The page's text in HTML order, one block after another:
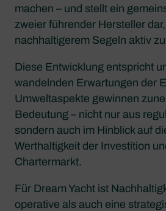
machen – und stellt ein
zweier führender Hersteller
nachhaltigerem Segeln aktiv
Diese Entwicklung entspricht
wandelnden Erwartungen der
Umweltaspekte gewinnen
Bedeutung – nicht nur aus
sondern auch im Hinblick auf
Werthaltigkeit der Investition
Chartermarkt.
Für Dream Yacht ist
operative als auch eine